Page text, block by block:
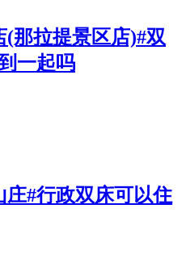
(那拉提景区店)#双
一起吗
庄#行政双床可以住